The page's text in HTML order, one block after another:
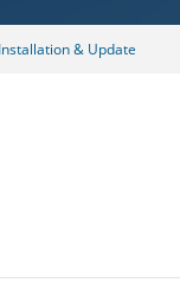
& Update